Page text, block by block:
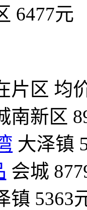
6477元
片区 均
南新区
大泽镇
会城
镇 5363